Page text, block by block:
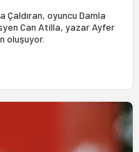
oyuncu Damla
Can Atilla, yazar Ayfer
oluşuyor.